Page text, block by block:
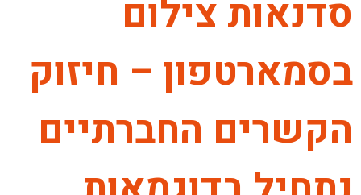
סדנאות צילום
בסמארטפון – חיזוק
הקשרים החברתיים